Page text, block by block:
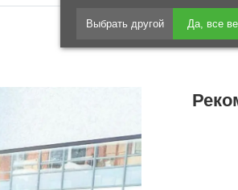
Выбрать другой Да, все